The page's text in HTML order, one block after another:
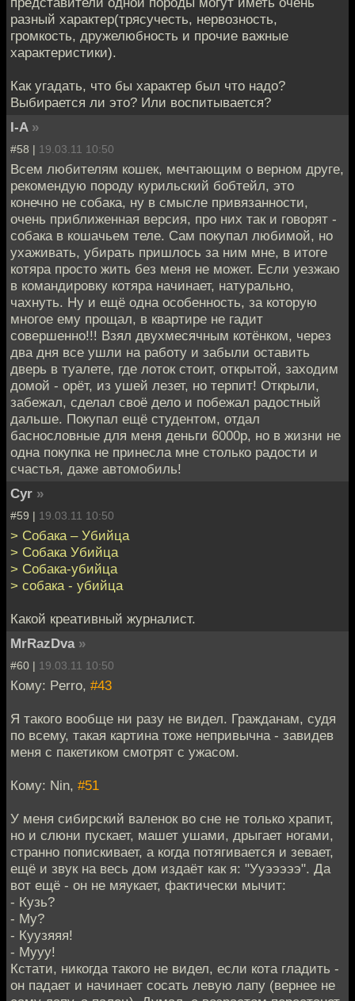
разный характер(трясучесть, нервозность,
громкость, дружелюбность и прочие важные
характеристики).
Как угадать, что бы характер был что надо?
Выбирается ли это? Или воспитывается?
I-A »
#58 | 19.03.11 10:50
Всем любителям кошек, мечтающим о верном друге,
рекомендую породу курильский бобтейл, это
конечно не собака, ну в смысле привязанности,
очень приближенная версия, про них так и говорят -
собака в кошачьем теле. Сам покупал любимой, но
ухаживать, убирать пришлось за ним мне, в итоге
котяра просто жить без меня не может. Если уезжаю
в командировку котяра начинает, натурально,
чахнуть. Ну и ещё одна особенность, за которую
многое ему прощал, в квартире не гадит
совершенно!!! Взял двухмесячным котёнком, через
два дня все ушли на работу и забыли оставить
дверь в туалете, где лоток стоит, открытой, заходим
домой - орёт, из ушей лезет, но терпит! Открыли,
забежал, сделал своё дело и побежал радостный
дальше. Покупал ещё студентом, отдал
баснословные для меня деньги 6000р, но в жизни не
одна покупка не принесла мне столько радости и
счастья, даже автомобиль!
Cyr »
#59 | 19.03.11 10:50
> Собака – Убийца
> Собака Убийца
> Собака-убийца
> собака - убийца
Какой креативный журналист.
MrRazDva »
#60 | 19.03.11 10:50
Кому: Perro, #43
Я такого вообще ни разу не видел. Гражданам, судя
по всему, такая картина тоже непривычна - завидев
меня с пакетиком смотрят с ужасом.
Кому: Nin, #51
У меня сибирский валенок во сне не только храпит,
но и слюни пускает, машет ушами, дрыгает ногами,
странно попискивает, а когда потягивается и зевает,
ещё и звук на весь дом издаёт как я: "Ууэээээ". Да
вот ещё - он не мяукает, фактически мычит:
- Кузь?
- Му?
- Куузяяя!
- Мууу!
Кстати, никогда такого не видел, если кота гладить -
он падает и начинает сосать левую лапу (вернее не